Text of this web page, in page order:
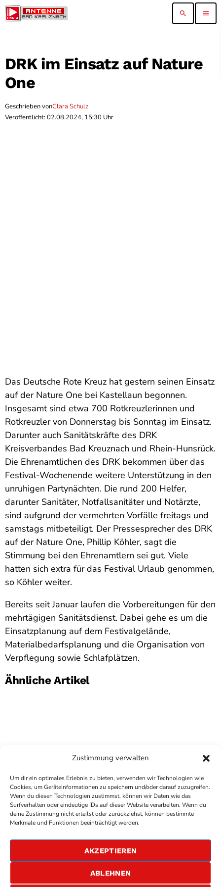
Zustimmung verwalten
Um dir ein optimales Erlebnis zu bieten, verwenden wir Technologien wie
Cookies, um Geräteinformationen zu speichern und/oder darauf zuzugreifen.
Wenn du diesen Technologien zustimmst, können wir Daten wie das
Surfverhalten oder eindeutige IDs auf dieser Website verarbeiten. Wenn du
deine Zustimmung nicht erteilst oder zurückziehst, können bestimmte
Merkmale und Funktionen beeinträchtigt werden.
AKZEPTIEREN
ABLEHNEN
search menu
DRK im Einsatz auf Nature
One
Geschrieben vonClara Schulz
Veröffentlicht: 02.08.2024, 15:30 Uhr
Das Deutsche Rote Kreuz hat gestern seinen Einsatz
auf der Nature One bei Kastellaun begonnen.
Insgesamt sind etwa 700 Rotkreuzlerinnen und
Rotkreuzler von Donnerstag bis Sonntag im Einsatz.
Darunter auch Sanitätskräfte des DRK
Kreisverbandes Bad Kreuznach und Rhein-Hunsrück.
Die Ehrenamtlichen des DRK bekommen über das
Festival-Wochenende weitere Unterstützung in den
unruhigen Partynächten. Die rund 200 Helfer,
darunter Sanitäter, Notfallsanitäter und Notärzte,
sind aufgrund der vermehrten Vorfälle freitags und
samstags mitbeteiligt. Der Pressesprecher des DRK
auf der Nature One, Phillip Köhler, sagt die
Stimmung bei den Ehrenamtlern sei gut. Viele
hatten sich extra für das Festival Urlaub genommen,
so Köhler weiter.
Bereits seit Januar laufen die Vorbereitungen für den
mehrtägigen Sanitätsdienst. Dabei gehe es um die
Einsatzplanung auf dem Festivalgelände,
Materialbedarfsplanung und die Organisation von
Verpflegung sowie Schlafplätzen.
Ähnliche Artikel
COPYRIGHTANTENNE BAD KREUZNACH
DATENSCHUTZERKLÄRUNG
ALLGEMEINE GESCHÄFTSBEDINGUNGEN
GEWINNSPIELBEDINGUNGEN